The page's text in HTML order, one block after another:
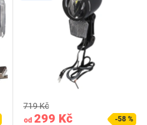
od 299 Kč
719 Kč
-58 %